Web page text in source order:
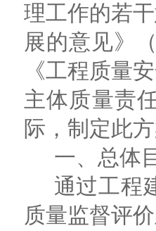
理工作的若
展的意见》
《工程质量
主体质量责
际，制定此
一、总体
通过工程
质量监督评